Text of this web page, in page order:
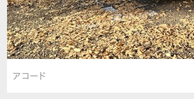
アコード